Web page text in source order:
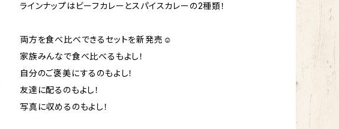
ラインナップはビーフカレーとスパイスカレーの2種類！
両方を食べ比べできるセットを新発売☺
家族みんなで食べ比べるもよし！
自分のご褒美にするのもよし！
友達に配るのもよし！
写真に収めるのもよし！